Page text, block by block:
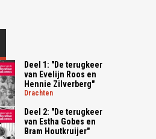
Deel 1: "De terugkeer
van Evelijn Roos en
Hennie Zilverberg"
drachten
Deel 2: "De terugkeer
van Estha Gobes en
Bram Houtkruijer"